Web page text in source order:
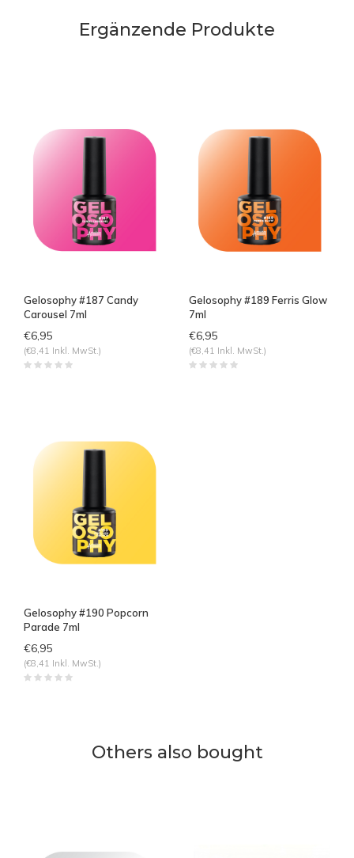
Ergänzende Produkte
Gelosophy #187 Candy
Carousel 7ml
€6,95
(€8,41 Inkl. MwSt.)
Gelosophy #189 Ferris Glow
7ml
€6,95
(€8,41 Inkl. MwSt.)
Gelosophy #190 Popcorn
Parade 7ml
€6,95
(€8,41 Inkl. MwSt.)
Others also bought